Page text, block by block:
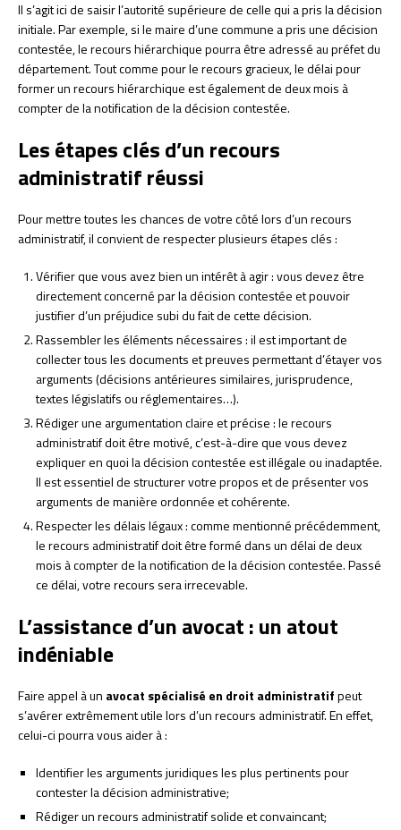
Il s’agit ici de saisir l’autorité supérieure de celle qui a pris la décision
initiale. Par exemple, si le maire d’une commune a pris une décision
contestée, le recours hiérarchique pourra être adressé au préfet du
département. Tout comme pour le recours gracieux, le délai pour
former un recours hiérarchique est également de deux mois à
compter de la notification de la décision contestée.
Les étapes clés d’un recours
administratif réussi
Pour mettre toutes les chances de votre côté lors d’un recours
administratif, il convient de respecter plusieurs étapes clés :
Vérifier que vous avez bien un intérêt à agir : vous devez être
directement concerné par la décision contestée et pouvoir
justifier d’un préjudice subi du fait de cette décision.
Rassembler les éléments nécessaires : il est important de
collecter tous les documents et preuves permettant d’étayer vos
arguments (décisions antérieures similaires, jurisprudence,
textes législatifs ou réglementaires…).
Rédiger une argumentation claire et précise : le recours
administratif doit être motivé, c’est-à-dire que vous devez
expliquer en quoi la décision contestée est illégale ou inadaptée.
Il est essentiel de structurer votre propos et de présenter vos
arguments de manière ordonnée et cohérente.
Respecter les délais légaux : comme mentionné précédemment,
le recours administratif doit être formé dans un délai de deux
mois à compter de la notification de la décision contestée. Passé
ce délai, votre recours sera irrecevable.
L’assistance d’un avocat : un atout
indéniable
Faire appel à un avocat spécialisé en droit administratifpeut
s’avérer extrêmement utile lors d’un recours administratif. En effet,
celui-ci pourra vous aider à :
Identifier les arguments juridiques les plus pertinents pour
contester la décision administrative;
Rédiger un recours administratif solide et convaincant;